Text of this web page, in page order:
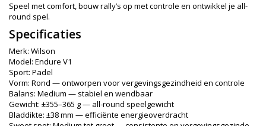
Speel met comfort, bouw rally’s op met controle en ontwikkel je all-
round spel.
Specificaties
Merk: Wilson
Model: Endure V1
Sport: Padel
Vorm: Rond — ontworpen voor vergevingsgezindheid en controle
Balans: Medium — stabiel en wendbaar
Gewicht: ±355–365 g — all-round speelgewicht
Bladdikte: ±38 mm — efficiënte energieoverdracht